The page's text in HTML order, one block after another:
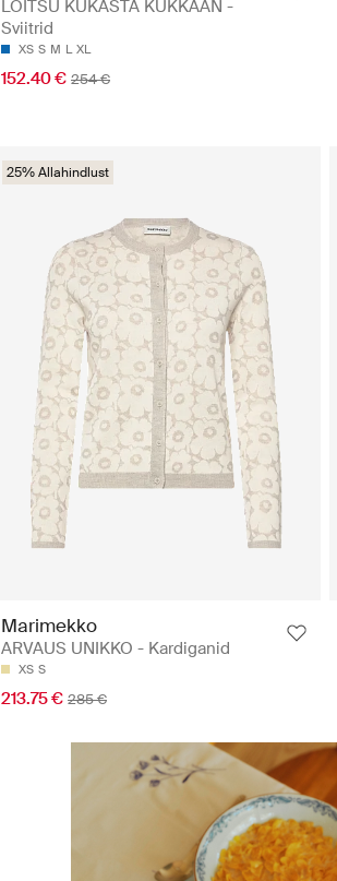
LOITSU KUKASTA KUKKAAN -
Sviitrid
XS S M L XL
152.40 € 254 €
25% Allahindlust
Marimekko
ARVAUS UNIKKO - Kardiganid
XS S
213.75 € 285 €